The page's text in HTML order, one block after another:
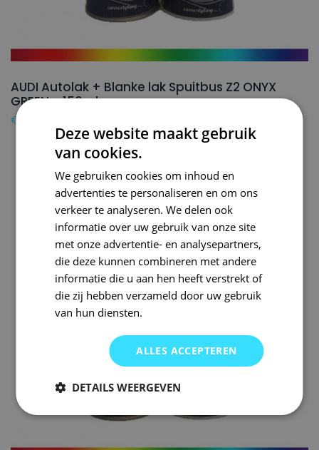
AUDI Autolak + Blanke lak Spuitbus Z2 ONYX
GREEN – 150ml
€
Deze website maakt gebruik
van cookies.
We gebruiken cookies om inhoud en
advertenties te personaliseren en om ons
verkeer te analyseren. We delen ook
informatie over uw gebruik van onze site
met onze advertentie- en analysepartners,
die deze kunnen combineren met andere
informatie die u aan hen heeft verstrekt of
die zij hebben verzameld door uw gebruik
van hun diensten.
ALLES ACCEPTEREN
DETAILS WEERGEVEN